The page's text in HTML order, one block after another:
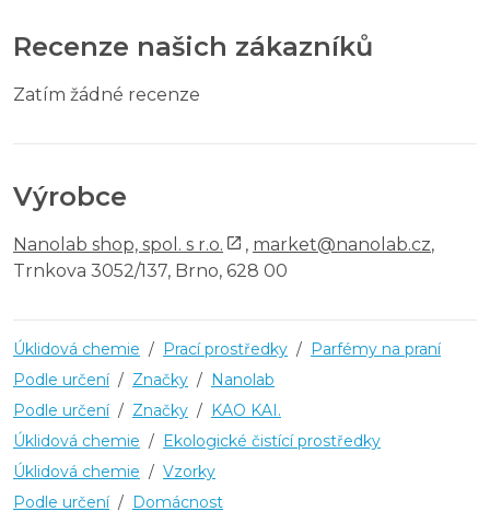
Recenze našich zákazníků
Zatím žádné recenze
Výrobce
Nanolab shop, spol. s r.o. , market@nanolab.cz,
Trnkova 3052/137, Brno, 628 00
Úklidová chemie / Prací prostředky / Parfémy na praní
Podle určení / Značky / Nanolab
Podle určení / Značky / KAO KAI.
Úklidová chemie / Ekologické čistící prostředky
Úklidová chemie / Vzorky
Podle určení / Domácnost